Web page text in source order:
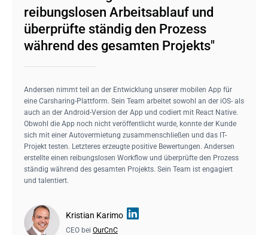
reibungslosen Arbeitsablauf und
überprüfte ständig den Prozess
während des gesamten Projekts"
Andersen nimmt teil an der Entwicklung unserer mobilen App für
eine Carsharing-Plattform. Sein Team arbeitet sowohl an der iOS- als
auch an der Android-Version der App und codiert mit React Native.
Obwohl die App noch nicht veröffentlicht wurde, konnte der Kunde
sich mit einer Autovermietung zusammenschließen und das IT-
Projekt testen. Letzteres erzeugte positive Bewertungen. Andersen
erstellte einen reibungslosen Workflow und überprüfte den Prozess
ständig während des gesamten Projekts. Sein Team ist engagiert
und talentiert.
Kristian Karimo
CEO bei OurCnC